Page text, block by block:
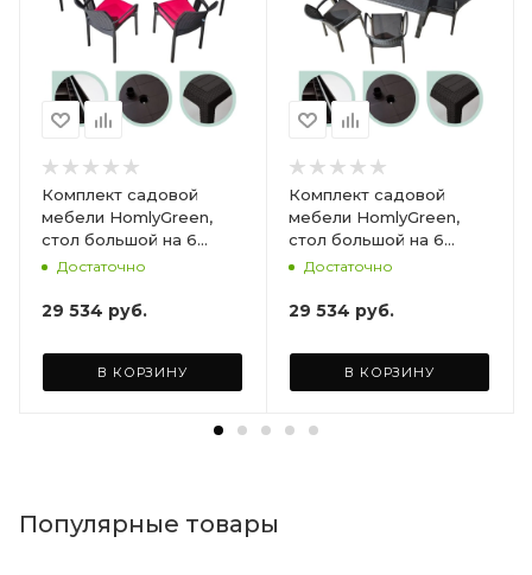
Комплект садовой
мебели HomlyGreen,
стол большой на 6
персон 153х79х70, 6
бордовыми подушками
Достаточно
29 534 руб.
В КОРЗИНУ
Комплект садовой
мебели HomlyGreen,
стол большой на 6
персон 153х79х70, 6
коричневыми
Достаточно
29 534 руб.
В КОРЗИНУ
Популярные товары